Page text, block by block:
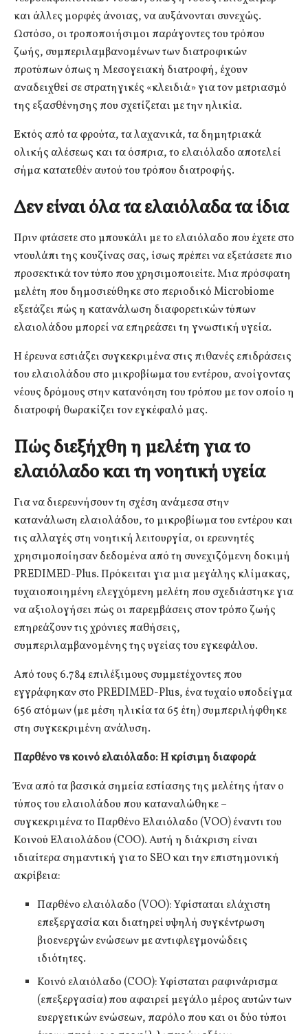
και άλλες μορφές άνοιας, να αυξάνονται συνεχώς.
Ωστόσο, οι τροποποιήσιμοι παράγοντες του τρόπου
ζωής, συμπεριλαμβανομένων των διατροφικών
προτύπων όπως η Μεσογειακή διατροφή, έχουν
αναδειχθεί σε στρατηγικές «κλειδιά» για τον μετριασμό
της εξασθένησης που σχετίζεται με την ηλικία.
Εκτός από τα φρούτα, τα λαχανικά, τα δημητριακά
ολικής αλέσεως και τα όσπρια, το ελαιόλαδο αποτελεί
σήμα κατατεθέν αυτού του τρόπου διατροφής.
Δεν είναι όλα τα ελαιόλαδα τα ίδια
Πριν φτάσετε στο μπουκάλι με το ελαιόλαδο που έχετε στο
ντουλάπι της κουζίνας σας, ίσως πρέπει να εξετάσετε πιο
προσεκτικά τον τύπο που χρησιμοποιείτε. Μια πρόσφατη
μελέτη που δημοσιεύθηκε στο περιοδικό Microbiome
εξετάζει πώς η κατανάλωση διαφορετικών τύπων
ελαιολάδου μπορεί να επηρεάσει τη γνωστική υγεία.
Η έρευνα εστιάζει συγκεκριμένα στις πιθανές επιδράσεις
του ελαιολάδου στο μικροβίωμα του εντέρου, ανοίγοντας
νέους δρόμους στην κατανόηση του τρόπου με τον οποίο η
διατροφή θωρακίζει τον εγκέφαλό μας.
Πώς διεξήχθη η μελέτη για το
ελαιόλαδο και τη νοητική υγεία
Για να διερευνήσουν τη σχέση ανάμεσα στην
κατανάλωση ελαιολάδου, το μικροβίωμα του εντέρου και
τις αλλαγές στη νοητική λειτουργία, οι ερευνητές
χρησιμοποίησαν δεδομένα από τη συνεχιζόμενη δοκιμή
PREDIMED-Plus. Πρόκειται για μια μεγάλης κλίμακας,
τυχαιοποιημένη ελεγχόμενη μελέτη που σχεδιάστηκε για
να αξιολογήσει πώς οι παρεμβάσεις στον τρόπο ζωής
επηρεάζουν τις χρόνιες παθήσεις,
συμπεριλαμβανομένης της υγείας του εγκεφάλου.
Από τους 6.784 επιλέξιμους συμμετέχοντες που
εγγράφηκαν στο PREDIMED-Plus, ένα τυχαίο υποδείγμα
656 ατόμων (με μέση ηλικία τα 65 έτη) συμπεριλήφθηκε
στη συγκεκριμένη ανάλυση.
Παρθένο vs κοινό ελαιόλαδο: Η κρίσιμη διαφορά
Ένα από τα βασικά σημεία εστίασης της μελέτης ήταν ο
τύπος του ελαιολάδου που καταναλώθηκε –
συγκεκριμένα το Παρθένο Ελαιόλαδο (VOO) έναντι του
Κοινού Ελαιολάδου (COO). Αυτή η διάκριση είναι
ιδιαίτερα σημαντική για το SEO και την επιστημονική
ακρίβεια:
Παρθένο ελαιόλαδο (VOO): Υφίσταται ελάχιστη
επεξεργασία και διατηρεί υψηλή συγκέντρωση
βιοενεργών ενώσεων με αντιφλεγμονώδεις
ιδιότητες.
Κοινό ελαιόλαδο (COO): Υφίσταται ραφινάρισμα
(επεξεργασία) που αφαιρεί μεγάλο μέρος αυτών των
ευεργετικών ενώσεων, παρόλο που και οι δύο τύποι